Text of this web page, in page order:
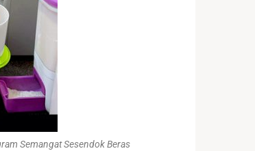
Semangat Sesendok Beras